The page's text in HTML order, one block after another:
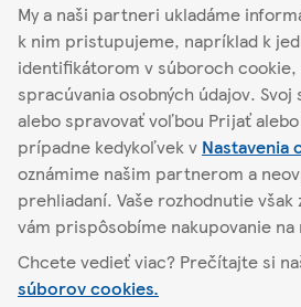
My a naši partneri ukladáme
k nim pristupujeme, napríklad k
identifikátorom v súboroch cookie,
spracúvania osobných údajov.
alebo spravovať voľbou Prijať
prípadne kedykoľvek v Nastavenia
oznámime našim partnerom a
prehliadaní. Vaše rozhodnutie však
vám prispôsobíme nakupovanie na
Chcete vedieť viac? Prečítajte si
súborov cookies.
Podrobnosti o
obchode
Nájsť iný
Zákamenné